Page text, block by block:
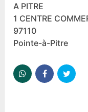
A PITRE
1 CENTRE
97110
Pointe-à-Pitre